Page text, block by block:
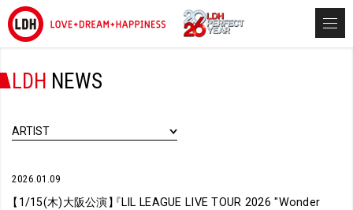
LDH NEWS
ARTIST
2026.01.09
【 1/15(木)大阪公演】
『LIL LEAGUE LIVE TOUR 2026 "Wonder